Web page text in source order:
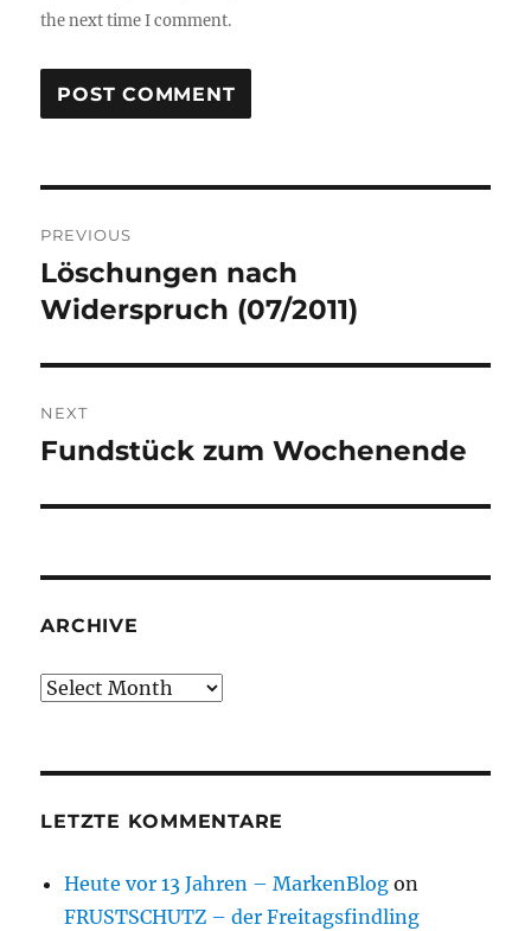
the next time I comment.
navigation
PREVIOUS
Previous
post:
Löschungen nach
Widerspruch (07/2011)
NEXT
Next
Fundstück zum Wochenende
ARCHIVE
Archive
LETZTE KOMMENTARE
Heute vor 13 Jahren – MarkenBlog on
FRUSTSCHUTZ – der Freitagsfindling